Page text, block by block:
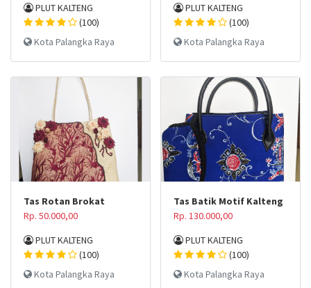
PLUT KALTENG
(100)
Kota Palangka Raya
PLUT KALTENG
(100)
Kota Palangka Raya
Tas Rotan Brokat
Rp. 50.000,00
PLUT KALTENG
(100)
Kota Palangka Raya
Tas Batik Motif Kalteng
Rp. 130.000,00
PLUT KALTENG
(100)
Kota Palangka Raya